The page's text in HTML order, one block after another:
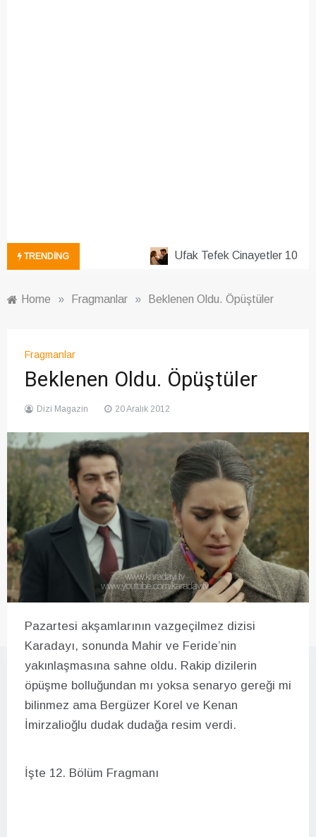
TRENDING Ufak Tefek Cinayetler 10.
Home » Fragmanlar » Beklenen Oldu. Öpüştüler
Fragmanlar
Beklenen Oldu. Öpüştüler
Dizi Magazin 20 Aralık 2012
Pazartesi akşamlarının vazgeçilmez dizisi
Karadayı, sonunda Mahir ve Feride’nin
yakınlaşmasına sahne oldu. Rakip dizilerin
öpüşme bolluğundan mı yoksa senaryo gereği mi
bilinmez ama Bergüzer Korel ve Kenan
İmirzalioğlu dudak dudağa resim verdi.
İşte 12. Bölüm Fragmanı